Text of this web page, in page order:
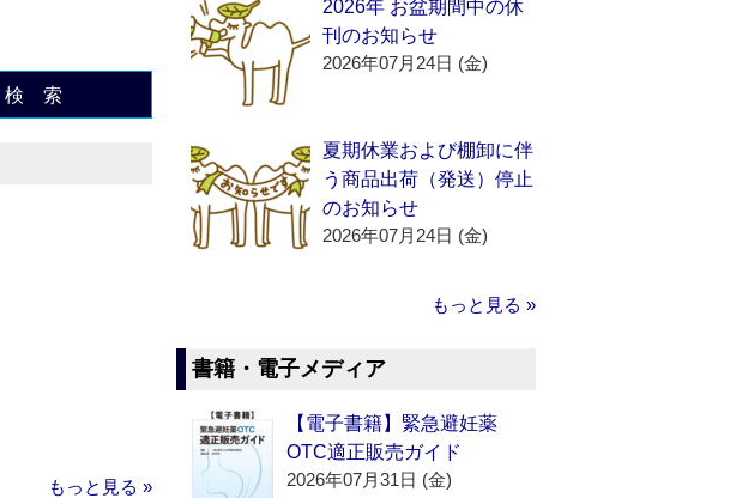
検 索
もっと見る »
2026年 お盆期間中の休
刊のお知らせ
2026年07月24日 (金)
夏期休業および棚卸に伴
う商品出荷（発送）停止
のお知らせ
2026年07月24日 (金)
もっと見る »
書籍・電子メディア
【電子書籍】緊急避妊薬
OTC適正販売ガイド
2026年07月31日 (金)